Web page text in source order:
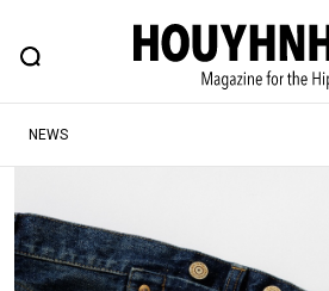
FEATURE BLOG
ヒップなファッション、カルチャー、ライフ
#注目のタグ
#SHOPPING ADDICT
NEWS